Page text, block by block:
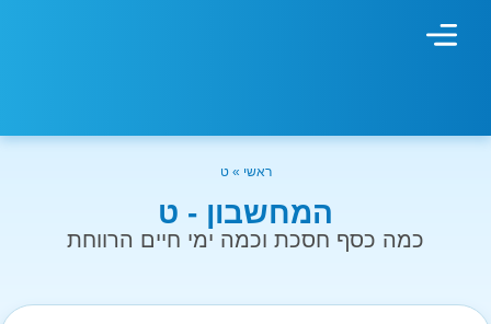
ראשי »ט
המחשבון - ט
כמה כסף חסכת וכמה ימי חיים הרווחת